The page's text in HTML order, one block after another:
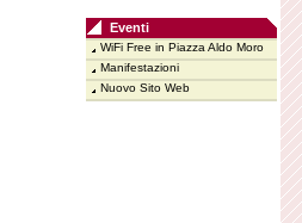
Eventi
WiFi Free in Piazza Aldo Moro
Manifestazioni
Nuovo Sito Web